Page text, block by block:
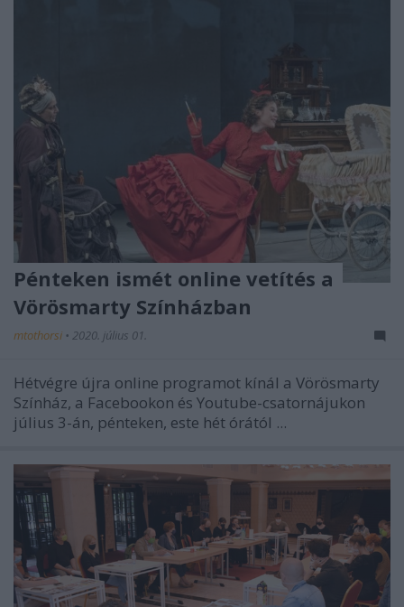
Pénteken ismét online vetítés a
Vörösmarty Színházban
mtothorsi • 2020. július 01.
Hétvégre újra online programot kínál a Vörösmarty
Színház, a Facebookon és Youtube-csatornájukon
július 3-án, pénteken, este hét órától ...